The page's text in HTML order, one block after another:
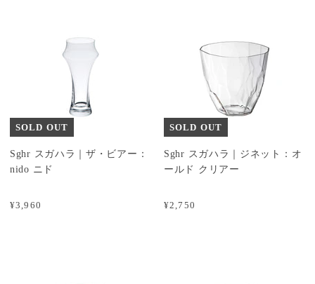
SOLD OUT
¥3,960
Sghr スガハラ｜ザ・ビアー：
nido ニド
SOLD OUT
¥2,750
Sghr スガハラ｜ジネット：オ
ールド クリアー